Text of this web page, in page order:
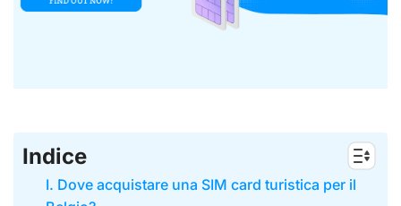
Indice
I. Dove acquistare una SIM card turistica per il